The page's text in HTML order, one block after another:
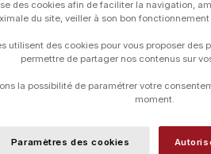
contact de la
élégance. La
BRACELET OR
Les bracelets
UGS :
des cookies afin de faciliter la navigation,
du site, veiller à son bon
utilisent des cookies pour vous proposer des
permettre de partager nos contenus sur
la possibilité de paramétrer votre
moment.
Paramètres des cookies